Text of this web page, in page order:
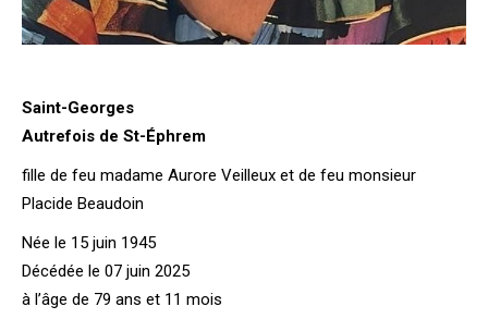
Saint-Georges
Autrefois de St-Éphrem
fille de feu madame Aurore Veilleux et de feu monsieur
Placide Beaudoin
Née le 15 juin 1945
Décédée le 07 juin 2025
à l’âge de 79 ans et 11 mois